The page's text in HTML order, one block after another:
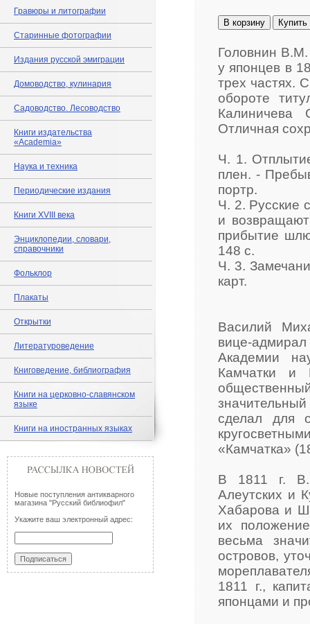
Гравюры и литографии
Старинные фотографии
Издания русской эмиграции
Домоводство, кулинария
Садоводство. Лесоводство
Книги издательства
«Academia»
Наука и техника
Периодические издания
Книги XVIII века
Энциклопедии, словари,
справочники
Фольклор
Плакаты
Открытки
Литературоведение
Книговедение, библиография
Книги на церковно-славянском
языке
Книги на иностранных языках
Новые поступления антикварного
магазина "Русский библиофил"
Укажите ваш электронный адрес:
В корзину Купить
Головнин
у японцев в
трех частях.
обороте
Калиничева
Отличная
Ч. 1.
плен. -
портр.
Ч. 2. Русские
и
прибытие
148 c.
Ч. 3.
карт.
Василий
вице-
Академии
Камчатки и
сделал для
«Камчатка»
В 1811 г.
Алеутских и
Хабарова и
их
весьма
островов,
1811 г.,
японцами и